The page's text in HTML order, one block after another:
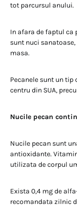
tot parcursul anului.
In afara de faptul ca
sunt nuci
masa.
Pecanele sunt un tip
centru din SUA,
Nucile pecan
Nucile pecan sunt
antioxidante.
utilizata de corpul
Exista 0,4 mg de
recomandata zilnic